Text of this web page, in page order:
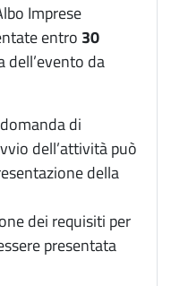
Imprese
entro 30
dell’evento da
di
dell’attività può
della
dei requisiti per
presentata